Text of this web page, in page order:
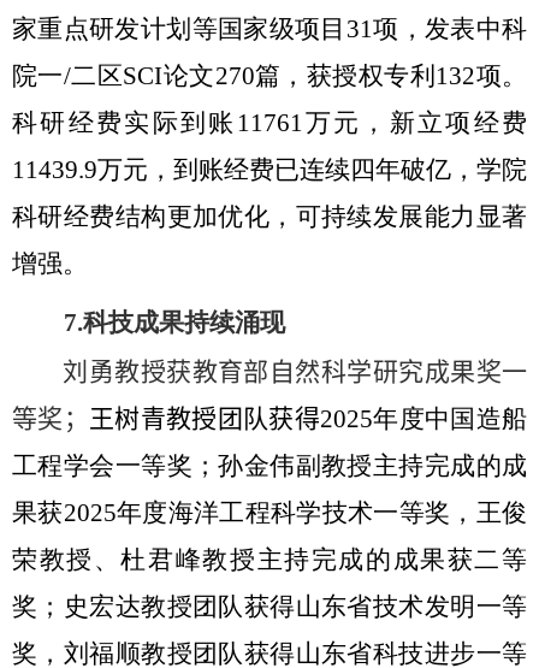
家重点研发计划等国家级项目 31项，发表中科
院一/二区SCI论文270篇，获授权专利 132项。
科研经费实际到账 11761万元，新立项经费
11439.9万元，到账经费已连续四年破亿，学院
科研经费结构更加优化，可持续发展能力显著
增强。
7.科技成果持续涌现
刘勇教授获教育部自然科学研究成果奖一
等奖； 王树青教授团队获得2025年度中国造船
工程学会一等奖；孙金伟副教授主持完成的成
果获2025年度海洋工程科学技术一等奖，王俊
荣教授、杜君峰教授主持完成的成果获二等
奖；史宏达教授团队获得山东省技术发明一等
奖，刘福顺教授团队获得山东省科技进步一等